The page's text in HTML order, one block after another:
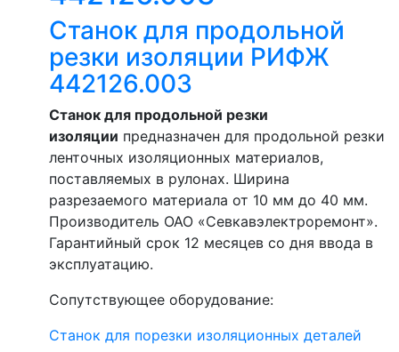
Станок для продольной
резки изоляции РИФЖ
442126.003
Станок для продольной резки
изоляции предназначен для продольной резки
ленточных изоляционных материалов,
поставляемых в рулонах. Ширина
разрезаемого материала от 10 мм до 40 мм.
Производитель ОАО «Севкавэлектроремонт».
Гарантийный срок 12 месяцев со дня ввода в
эксплуатацию.
Сопутствующее оборудование:
Станок для порезки изоляционных деталей